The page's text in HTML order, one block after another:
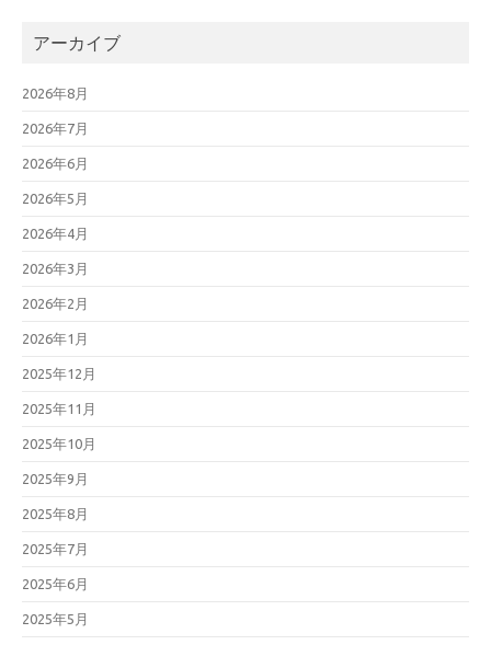
アーカイブ
2026年8月
2026年7月
2026年6月
2026年5月
2026年4月
2026年3月
2026年2月
2026年1月
2025年12月
2025年11月
2025年10月
2025年9月
2025年8月
2025年7月
2025年6月
2025年5月